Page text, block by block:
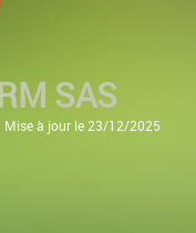
SAS
Mise à jour le 23/12/2025